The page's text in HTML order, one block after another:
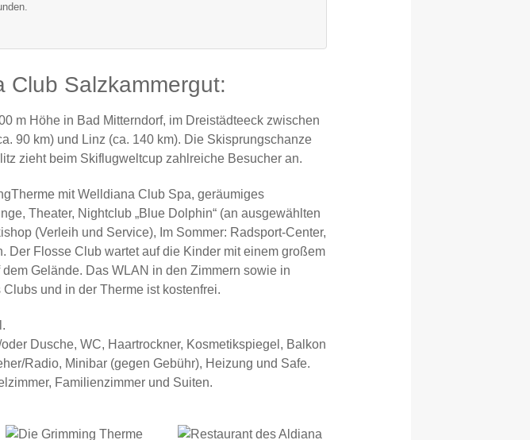
Club Salzkammergut:
m Höhe in Bad Mitterndorf, im Dreistädteeck zwischen
90 km) und Linz (ca. 140 km). Die Skisprungschanze
zieht beim Skiflugweltcup zahlreiche Besucher an.
mit Welldiana Club Spa, geräumiges
Theater, Nightclub „Blue Dolphin“ (an ausgewählten
(Verleih und Service), Im Sommer: Radsport-Center,
Der Flosse Club wartet auf die Kinder mit einem großem
Gelände. Das WLAN in den Zimmern sowie in
und in der Therme ist kostenfrei.
Dusche, WC, Haartrockner, Kosmetikspiegel, Balkon
Radio, Minibar (gegen Gebühr), Heizung und Safe.
Familienzimmer und Suiten.